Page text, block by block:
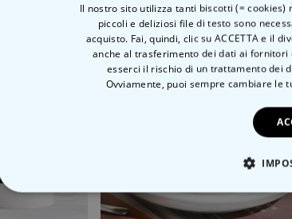
Il nostro sito utilizza tanti biscotti (=
piccoli e deliziosi file di testo sono
acquisto. Fai, quindi, clic su ACCETTA e il
anche al trasferimento dei dati ai
esserci il rischio di un trattamento dei
Ovviamente, puoi sempre cambiare le
STRETTAMENTE NECESSARIO